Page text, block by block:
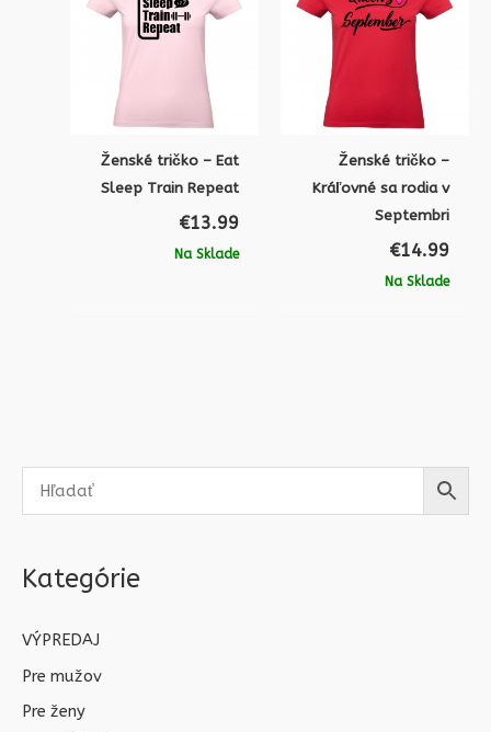
Kategórie
VÝPREDAJ
Pre mužov
Pre ženy
Ženské tričko – Eat
Sleep Train Repeat
€13.99
Na Sklade
Ženské tričko –
Kráľovné sa rodia v
Septembri
€14.99
Na Sklade